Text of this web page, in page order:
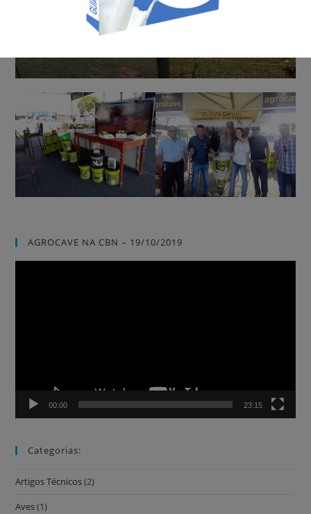
AGROCAVE NA CBN – 19/10/2019
00:00 23:15
Categorias:
Artigos Técnicos(2)
Aves(1)